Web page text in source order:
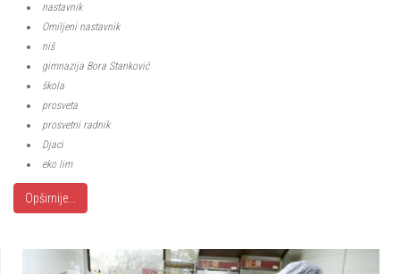
nastavnik
Omiljeni nastavnik
niš
gimnazija Bora Stanković
škola
prosveta
prosvetni radnik
Djaci
eko lim
Opširnije...